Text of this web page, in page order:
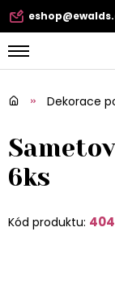
Dekorace
6ks
Kód produktu: